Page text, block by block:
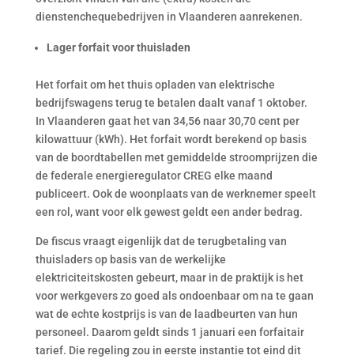
dienstenchequebedrijven in Vlaanderen aanrekenen.
Lager forfait voor thuisladen
Het forfait om het thuis opladen van elektrische
bedrijfswagens terug te betalen daalt vanaf 1 oktober.
In Vlaanderen gaat het van 34,56 naar 30,70 cent per
kilowattuur (kWh). Het forfait wordt berekend op basis
van de boordtabellen met gemiddelde stroomprijzen die
de federale energieregulator CREG elke maand
publiceert. Ook de woonplaats van de werknemer speelt
een rol, want voor elk gewest geldt een ander bedrag.
De fiscus vraagt eigenlijk dat de terugbetaling van
thuisladers op basis van de werkelijke
elektriciteitskosten gebeurt, maar in de praktijk is het
voor werkgevers zo goed als ondoenbaar om na te gaan
wat de echte kostprijs is van de laadbeurten van hun
personeel. Daarom geldt sinds 1 januari een forfaitair
tarief. Die regeling zou in eerste instantie tot eind dit